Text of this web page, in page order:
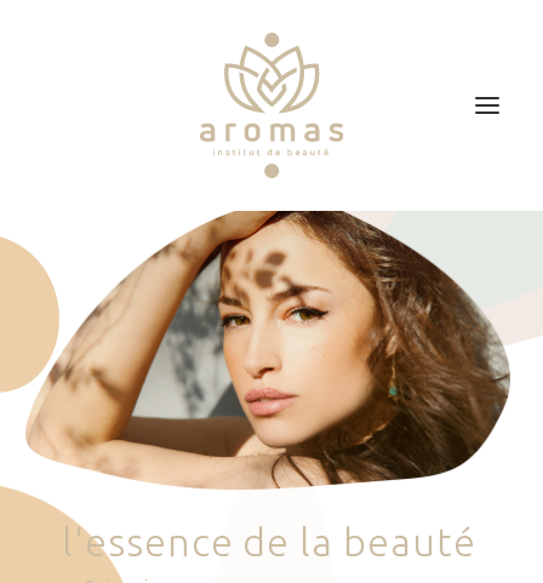
Soins
Je veux faire un bon cadeau
Plan d’accès
Prendre RDV
'essence de la beauté